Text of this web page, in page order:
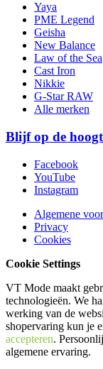
Yaya
PME Legend
Geisha
New Balance
Law of the Sea
Cast Iron
Nikkie
G-Star RAW
Alle merken
Blijf op de
Facebook
YouTube
Instagram
Algemene
Privacy
Cookies
Cookie Settings
VT Mode maakt
technologieën. We
werking van de
shopervaring kun je
accepteren.
algemene ervaring.